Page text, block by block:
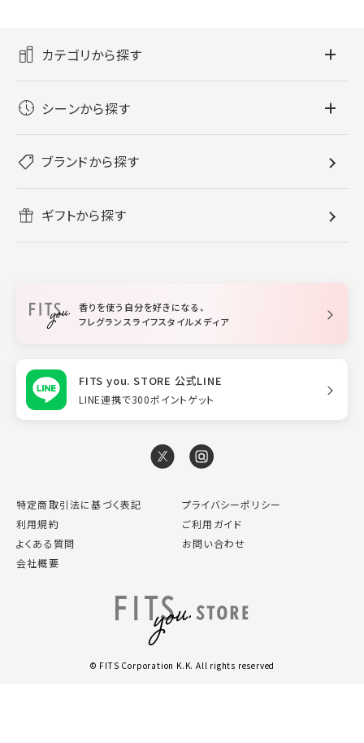
カテゴリから探す
レディース香水
メンズ香水
ボディミスト・スプレー
バス・ボディケア
すべてのバス・ボディケア
ボディ・ハンドクリーム
入浴剤
ホームフレグランス
ルームフレグランス
スタイリング
シーンから探す
リフレッシュしたい
ブランドから探す
ギフトから探す
香りを使う自分を好きになる、
フレグランスライフスタイルメディア
FITS you. STORE 公式LINE
LINE連携で300ポイントゲット
特定商取引法に基づく表記
プライバシーポリシー
利用規約
ご利用ガイド
よくある質問
お問い合わせ
会社概要
© FITS Corporation K.K. All rights reserved